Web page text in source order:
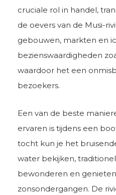
cruciale rol in handel,
de oevers van de Musi-
gebouwen, markten en
bezienswaardigheden
waardoor het een
bezoekers.
Een van de beste
ervaren is tijdens een
tocht kun je het
water bekijken,
bewonderen en
zonsondergangen. De